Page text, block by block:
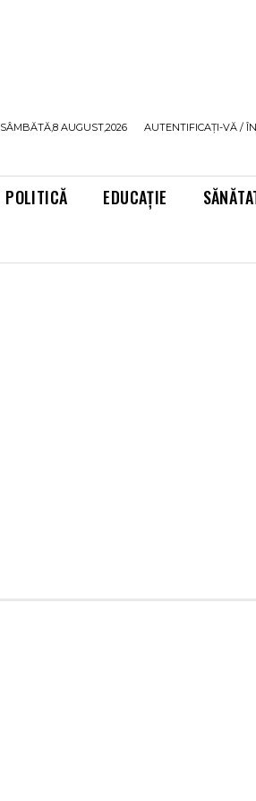
SÂMBĂTĂ,8 AUGUST,2026 AUTENTIFICAȚI-VĂ /
POLITICĂ EDUCAȚIE